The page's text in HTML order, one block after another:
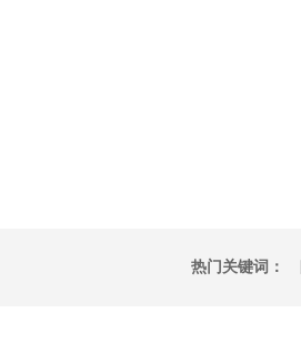
热门关键词：